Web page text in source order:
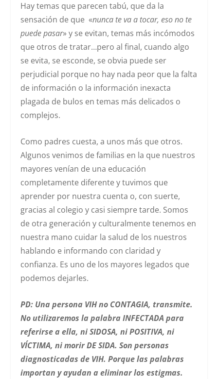
Hay temas que parecen tabú, que da la
sensación de que «nunca te va a tocar, eso no te
puede pasar» y se evitan, temas más incómodos
que otros de tratar…pero al final, cuando algo
se evita, se esconde, se obvia puede ser
perjudicial porque no hay nada peor que la falta
de información o la información inexacta
plagada de bulos en temas más delicados o
complejos.
Como padres cuesta, a unos más que otros.
Algunos venimos de familias en la que nuestros
mayores venían de una educación
completamente diferente y tuvimos que
aprender por nuestra cuenta o, con suerte,
gracias al colegio y casi siempre tarde. Somos
de otra generación y culturalmente tenemos en
nuestra mano cuidar la salud de los nuestros
hablando e informando con claridad y
confianza. Es uno de los mayores legados que
podemos dejarles.
PD: Una persona VIH no CONTAGIA, transmite.
No utilizaremos la palabra INFECTADA para
referirse a ella, ni SIDOSA, ni POSITIVA, ni
VÍCTIMA, ni morir DE SIDA. Son personas
diagnosticadas de VIH. Porque las palabras
importan y ayudan a eliminar los estigmas.